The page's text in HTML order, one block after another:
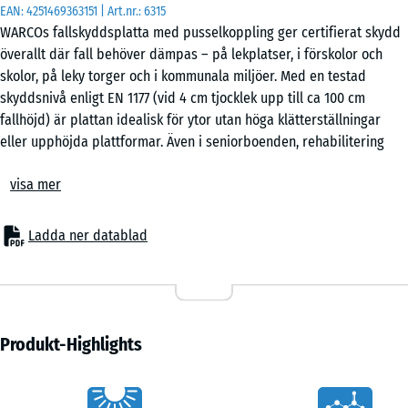
EAN:4251469363151 | Art.nr.:6315
WARCOs fallskyddsplatta med pusselkoppling ger certifierat skydd
överallt där fall behöver dämpas – på lekplatser, i förskolor och
skolor, på leky torger och i kommunala miljöer. Med en testad
skyddsnivå enligt EN 1177 (vid 4 cm tjocklek upp till ca 100 cm
fallhöjd) är plattan idealisk för ytor utan höga klätterställningar
eller upphöjda plattformar. Även i seniorboenden, rehabilitering
golvalternativ som kombinerar säkerhet, komfort och ekonomi.
– Lekzoner för små barn, balans- och aktivitetsytor
– Skolgårdar, förskolor och kommunala platser
– Tränings- och outdoorfitnessytor
Material & uppbyggnad
Plattorna är tillverkade av PU-bundet gummigranulat och har en
stötdämpning vid låg bygghöjd. Pusselkopplingen på sidorna
visa mer
Ladda ner datablad
50
x
50
x 3
cm
|
0,25
+ 36,00 kr
50
|
Produkt-Highlights